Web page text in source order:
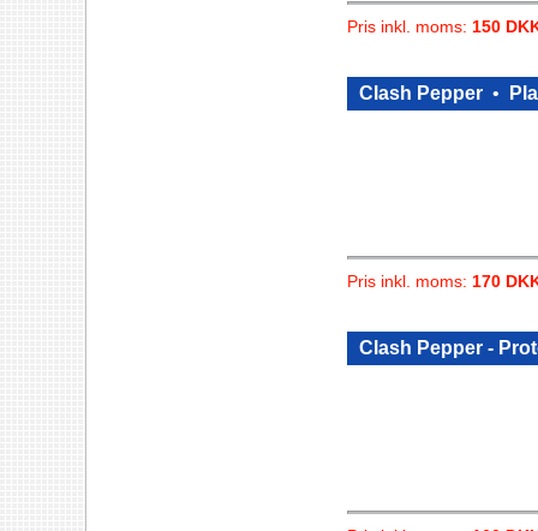
Pris inkl. moms: 150
Clash Pepper •
Pris inkl. moms: 170
Clash Pepper -